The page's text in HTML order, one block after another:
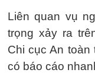
Liên quan vụ
trọng xảy ra
Chi cục An
có báo cáo